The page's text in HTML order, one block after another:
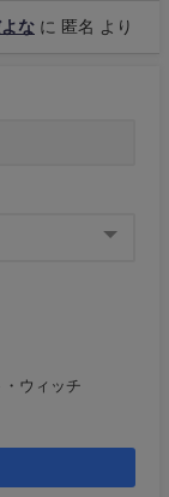
な に 匿名 より
・ウィッチ